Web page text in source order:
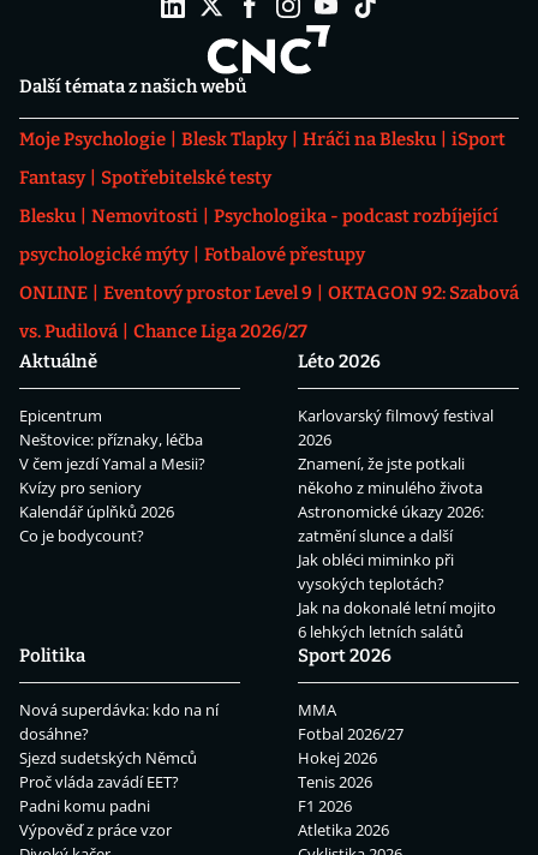
Další témata z našich webů
Moje Psychologie Blesk Tlapky Hráči na Blesku
iSport
Fantasy
Spotřebitelské testy
Blesku
Nemovitosti
Psychologika - podcast rozbíjející
psychologické mýty
Fotbalové přestupy
ONLINE
Eventový prostor Level 9
OKTAGON 92: Szabová
vs. Pudilová
Chance Liga 2026/27
Aktuálně
Epicentrum
Neštovice: příznaky, léčba
V čem jezdí Yamal a Mesii?
Kvízy pro seniory
Kalendář úplňků 2026
Co je bodycount?
Léto 2026
Karlovarský filmový festival
2026
Znamení, že jste potkali
někoho z minulého života
Astronomické úkazy 2026:
zatmění slunce a další
Jak obléci miminko při
vysokých teplotách?
Jak na dokonalé letní mojito
6 lehkých letních salátů
Politika
Nová superdávka: kdo na ní
dosáhne?
Sjezd sudetských Němců
Proč vláda zavádí EET?
Padni komu padni
Výpověď z práce vzor
Sport 2026
MMA
Fotbal 2026/27
Hokej 2026
Tenis 2026
F1 2026
Atletika 2026